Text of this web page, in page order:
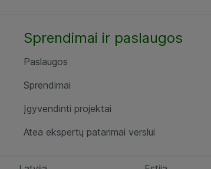
Sprendimai ir paslaugos
Paslaugos
Sprendimai
Įgyvendinti projektai
Atea ekspertų patarimai verslui